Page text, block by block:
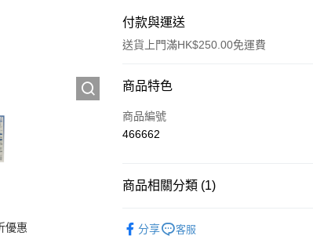
優惠
付款與運送
送貨上門滿HK$250.00免運費
付款方式
信用卡
商品特色
商品編號
466662
商品相關分類 (1)
分享
客服